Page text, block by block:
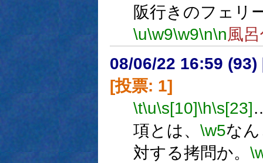
阪行きのフェリ
\u\w9\w9\n\n風
08/06/22 16:59 (93)
[投票: 1]
\t\u\s[10]\h\s[23]
項とは、 \w5な
対する拷問か。